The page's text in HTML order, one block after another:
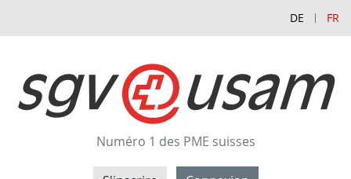
DE FR
Numéro 1 des PME suisses